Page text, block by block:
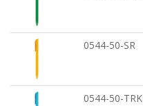
0544-50-SR
0544-50-TRK